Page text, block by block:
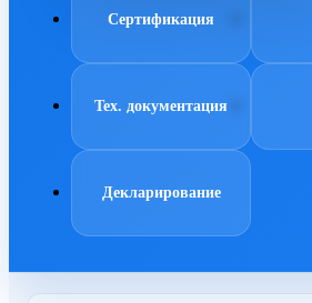
Сертификация
Тех. документация
Декларирование